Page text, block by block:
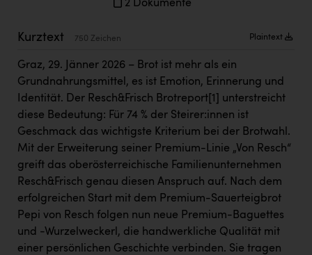
KEBA
KIWI Kinderwunsch Institut Dr. Loimer
KLIPP Frisör
Kleider Bauer
Kremsmüller Anlagenbau GmbH
Maximarkt
Oldtimer Raststationen und Motorhotels
Österreichischer Kachelofenverband
Orlen
2 Dokumente
Kurztext 750 Zeichen Plaintext
Graz, 29. Jänner 2026 – Brot ist mehr als ein
Grundnahrungsmittel, es ist Emotion, Erinnerung und
Identität. Der Resch&Frisch Brotreport [1]
unterstreicht
diese Bedeutung: Für 74 % der Steirer:innen ist
Geschmack das wichtigste Kriterium bei der Brotwahl.
Mit der Erweiterung seiner Premium-Linie „Von Resch“
greift das oberösterreichische Familienunternehmen
Resch&Frisch genau diesen Anspruch auf. Nach dem
erfolgreichen Start mit dem Premium-Sauerteigbrot
Pepi von Resch folgen nun neue Premium-Baguettes
und -Wurzelweckerl, die handwerkliche Qualität mit
einer persönlichen Geschichte verbinden. Sie tragen